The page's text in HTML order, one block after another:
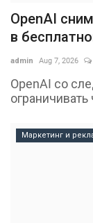
OpenAI
в
admin Aug 7, 2026
OpenAI со
Маркетинг и